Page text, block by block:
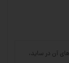
آن در ساید،